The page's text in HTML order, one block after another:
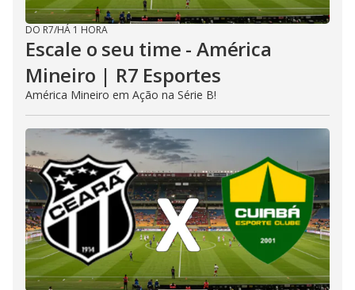
DO R7/HÁ 1 HORA
Escale o seu time - América
Mineiro | R7 Esportes
América Mineiro em Ação na Série B!